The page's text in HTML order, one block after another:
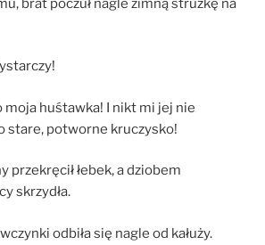
brat poczuł nagle zimną strużkę na
moja huśtawka! I nikt mi jej nie
stare, potworne kruczysko!
przekręcił łebek, a dziobem
skrzydła.
odbiła się nagle od kałuży.